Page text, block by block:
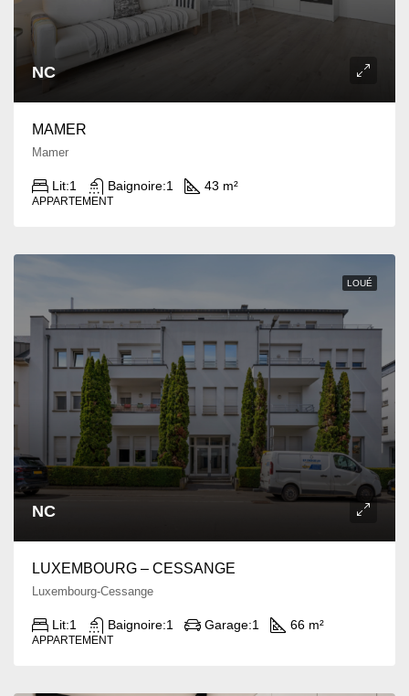
NC
MAMER
Mamer
Lit:1 Baignoire:1 43 m²
APPARTEMENT
LOUÉ
NC
LUXEMBOURG – CESSANGE
Luxembourg-Cessange
Lit:1 Baignoire:1 Garage:1 66 m²
APPARTEMENT